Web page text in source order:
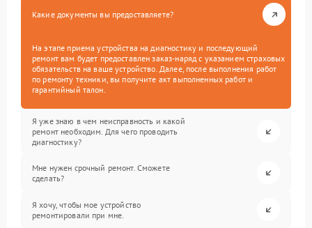
Какие документы вы предоставляете?
На этапе приема устройства на диагностику и последующий
ремонт вам будет предоставлен заказ-наряд с указанием страховых
обязательств на ваше устройство. Далее, после выполнения работ
по ремонту техники, вы получите акт выполненных работ и
гарантийный талон.
Я уже знаю в чем неисправность и какой
ремонт необходим. Для чего проводить
диагностику?
Мне нужен срочный ремонт. Сможете
сделать?
Я хочу, чтобы мое устройство
ремонтировали при мне.